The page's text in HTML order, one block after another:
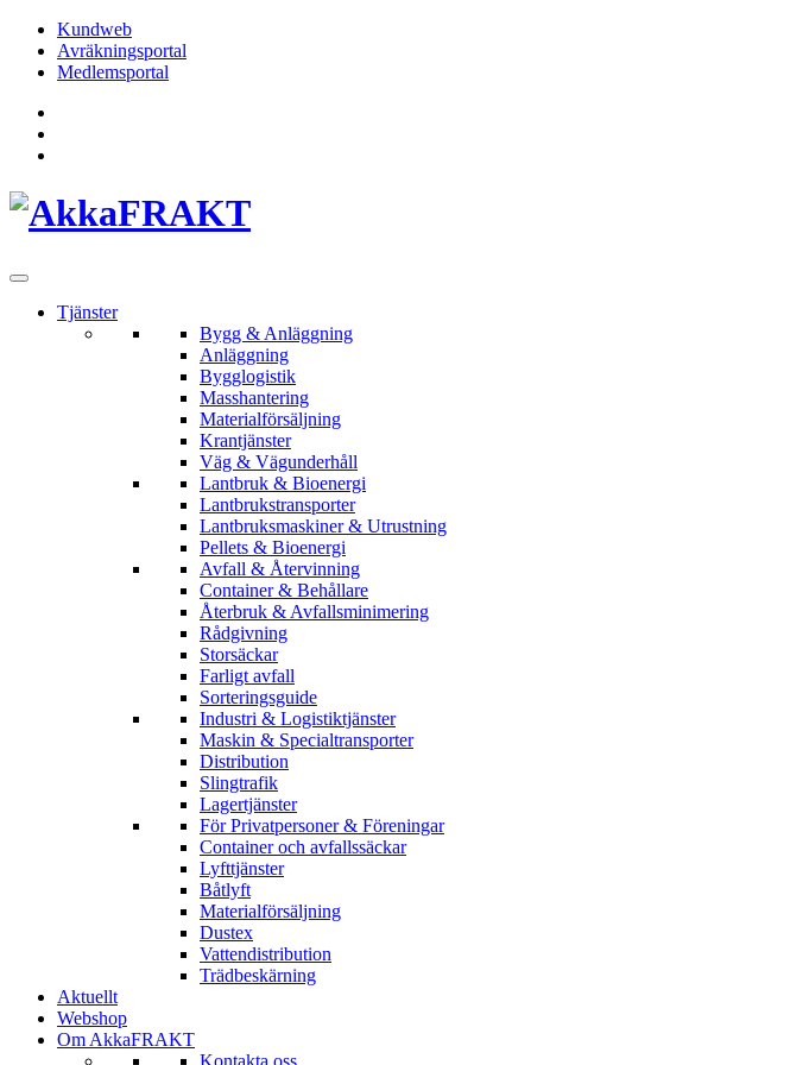
Hoppa
innehållet
Kundweb
Avräkningsportal
Medlemsportal
Tjänster
Bygg & Anläggning
Anläggning
Bygglogistik
Masshantering
Materialförsäljning
Krantjänster
Väg & Vägunderhåll
Lantbruk & Bioenergi
Lantbrukstransporter
Lantbruksmaskiner & Utrustning
Pellets & Bioenergi
Avfall & Återvinning
Container & Behållare
Återbruk & Avfallsminimering
Rådgivning
Storsäckar
Farligt avfall
Sorteringsguide
Industri & Logistiktjänster
Maskin & Specialtransporter
Distribution
Slingtrafik
Lagertjänster
För Privatpersoner & Föreningar
Container och avfallssäckar
Lyfttjänster
Båtlyft
Materialförsäljning
Dustex
Vattendistribution
Trädbeskärning
Aktuellt
Webshop
Om AkkaFRAKT
Kontakta oss